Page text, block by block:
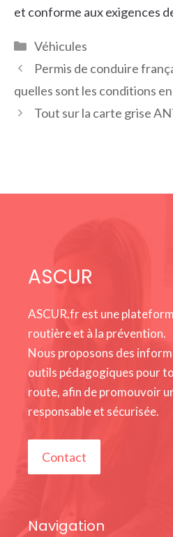
et conforme aux exigences
Catégories
Véhicules
Permis de conduire
quelles sont les conditions
Tout sur la carte grise
ASCUR
ASCUR.fr est une
routière et à la prévention.
Nous proposons des
outils pédagogiques pour
route, afin de promouvoir
responsable et sécurisée.
Contact
Navigation